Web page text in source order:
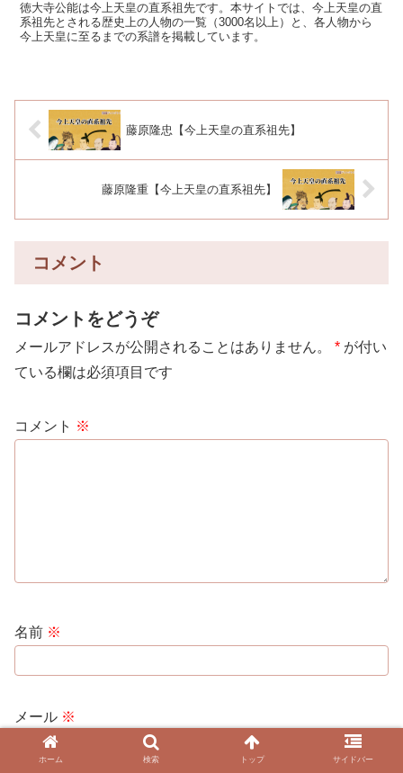
徳大寺公能は今上天皇の直系祖先です。本サイトでは、今上天皇の直
系祖先とされる歴史上の人物の一覧（3000名以上）と、各人物から
今上天皇に至るまでの系譜を掲載しています。
藤原隆忠【今上天皇の直系祖先】
藤原隆重【今上天皇の直系祖先】
コメント
コメントをどうぞ
メールアドレスが公開されることはありません。 * が付い
ている欄は必須項目です
コメント ※
名前 ※
メール ※
ホーム 検索 トップ サイドバー